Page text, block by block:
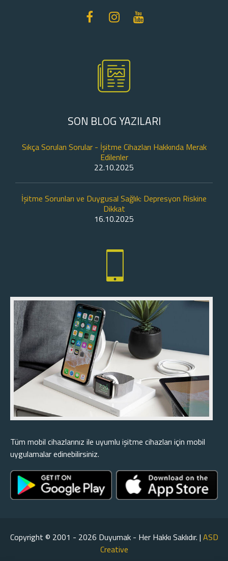
SON BLOG YAZILARI
Sıkça Sorulan Sorular - İşitme Cihazları Hakkında Merak
Edilenler
22.10.2025
İşitme Sorunları ve Duygusal Sağlık: Depresyon Riskine
Dikkat
16.10.2025
Tüm mobil cihazlarınız ile uyumlu işitme cihazları için mobil
uygulamalar edinebilirsiniz.
Copyright © 2001 - 2026 Duyumak - Her Hakkı Saklıdır. | ASD
Creative